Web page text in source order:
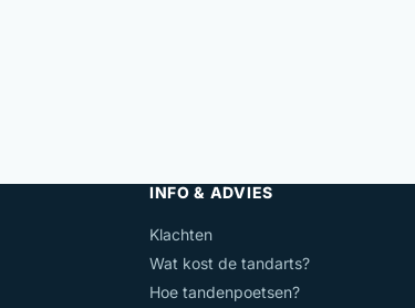
INFO & ADVIES
Klachten
Wat kost de tandarts?
Hoe tandenpoetsen?